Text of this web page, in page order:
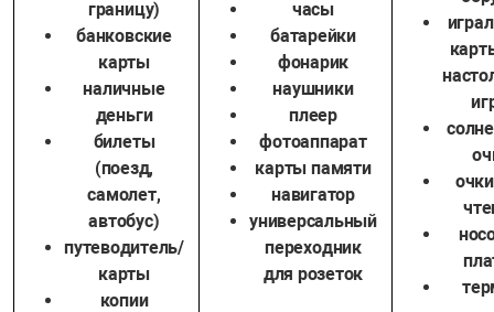
границу)
банковские
карты
наличные
деньги
билеты
(поезд,
самолет,
автобус)
путеводитель/
карты
копии
часы
батарейки
фонарик
наушники
плеер
фотоаппарат
карты памяти
навигатор
универсальный
переходник
для розеток